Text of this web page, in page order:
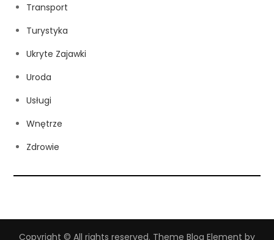
Transport
Turystyka
Ukryte Zajawki
Uroda
Usługi
Wnętrze
Zdrowie
Copyright © All rights reserved. Theme Blog Element by